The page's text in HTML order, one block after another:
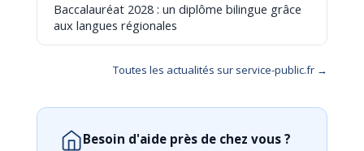
Baccalauréat 2028 : un diplôme bilingue grâce
aux langues régionales
Toutes les actualités sur service-public.fr →
Besoin d'aide près de chez vous ?